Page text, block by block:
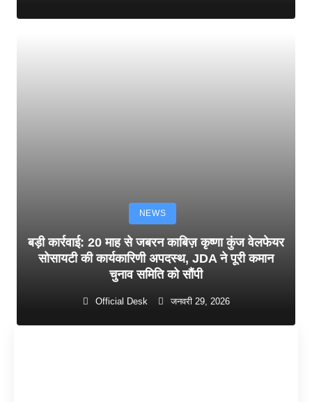
NEWS
बड़ी कार्रवाई: 20 माह से जबरन काबिज़ कृष्णा कुंज वेलफेयर
सोसायटी की कार्यकारिणी अपदस्थ, JDA ने पूरी कमान
चुनाव समिति को सौंपी
Official Desk जनवरी 29, 2026